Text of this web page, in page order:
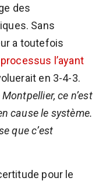
des
Sans
a toutefois
l’ayant
en 3-4-3.
ce n’est
cause le système.
que c’est
pour le